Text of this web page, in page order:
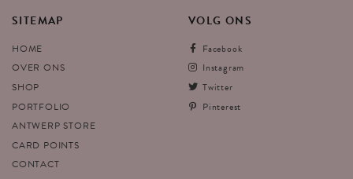
SITEMAP
HOME
OVER ONS
SHOP
PORTFOLIO
ANTWERP STORE
CARD POINTS
CONTACT
VOLG ONS
Facebook
Instagram
Twitter
Pinterest